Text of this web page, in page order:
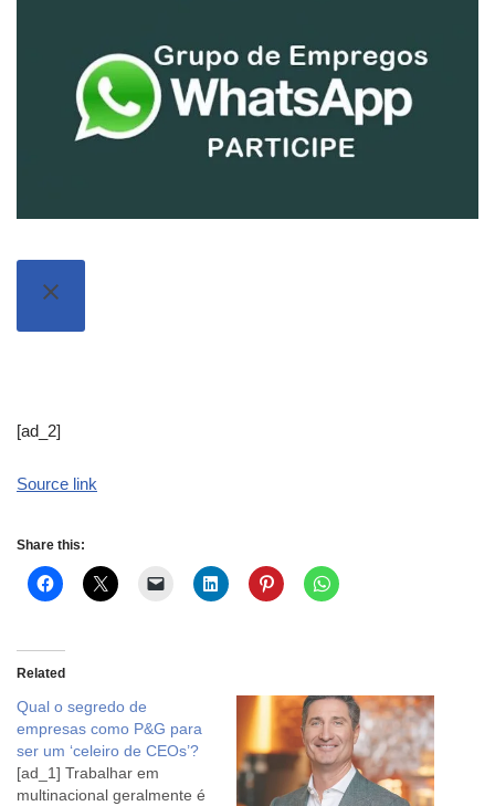
[ad_2]
Source link
Share this:
Related
Qual o segredo de
empresas como P&G para
ser um ‘celeiro de CEOs’?
[ad_1] Trabalhar em
multinacional geralmente é